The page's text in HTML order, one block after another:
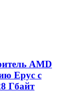
AMD
Epyc с
Гбайт